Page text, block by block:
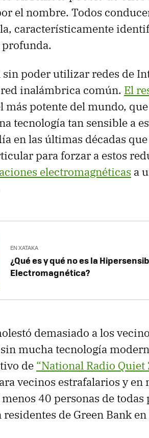
el nombre. Todos
característicamente
sin poder utilizar redes de
inalámbrica común. El
más potente del mundo,
tecnología tan sensible a
en las últimas décadas
para forzar a estos
electromagnéticas a
EN XATAKA
¿Qué es y qué no es la
Electromagnética?
demasiado a los
mucha tecnología
de “National Radio Quiet
vecinos estrafalarios y en
40 personas de todas
de Green Bank